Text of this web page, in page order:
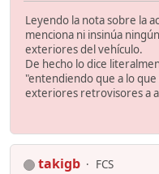
Leyendo la nota sobre la
menciona ni insinúa
exteriores del vehículo.
De hecho lo dice
"entendiendo que a lo
exteriores retrovisores a
takigb
FCS